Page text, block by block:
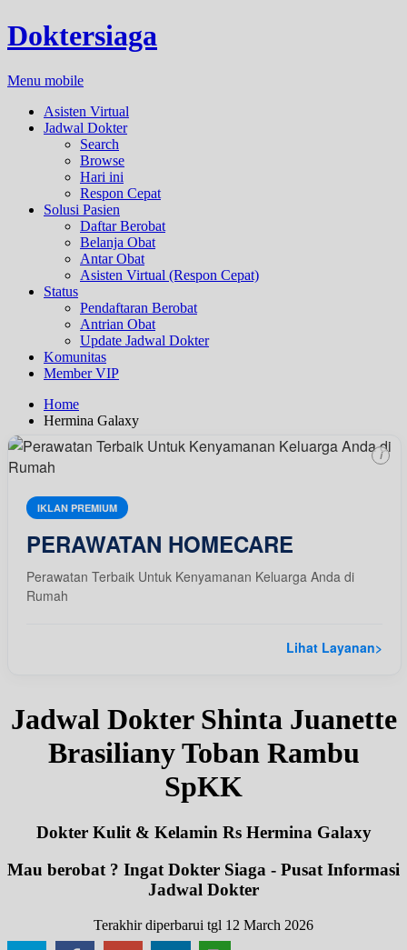
Doktersiaga
Menu mobile
Asisten Virtual
Jadwal Dokter
Search
Browse
Hari ini
Respon Cepat
Solusi Pasien
Daftar Berobat
Belanja Obat
Antar Obat
Asisten Virtual (Respon Cepat)
Status
Pendaftaran Berobat
Antrian Obat
Update Jadwal Dokter
Komunitas
Member VIP
Home
Hermina Galaxy
IKLAN PREMIUM
PERAWATAN HOMECARE
Perawatan Terbaik Untuk Kenyamanan Keluarga Anda di
Rumah
Lihat Layanan>
i
Jadwal Dokter Shinta Juanette
Brasiliany Toban Rambu
SpKK
Dokter Kulit & Kelamin Rs Hermina Galaxy
Mau berobat ? Ingat Dokter Siaga - Pusat Informasi
Jadwal Dokter
Terakhir diperbarui tgl 12 March 2026